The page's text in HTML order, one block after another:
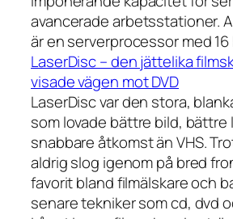
avancerade arbetsstationer.
är en serverprocessor med
LaserDisc – den jättelika
visade vägen mot DVD
LaserDisc var den stora,
som lovade bättre bild, bättre
snabbare åtkomst än VHS.
aldrig slog igenom på bred
favorit bland filmälskare och
senare tekniker som cd, dvd